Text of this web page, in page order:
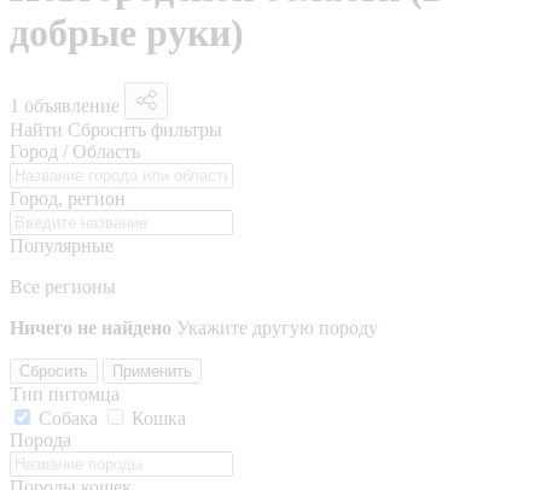
добрые руки)
1 объявление
Найти Сбросить фильтры
Город / Область
Город, регион
Популярные
Все регионы
Ничего не найдено Укажите другую породу
Сбросить Применить
Тип питомца
Собака
Кошка
Порода